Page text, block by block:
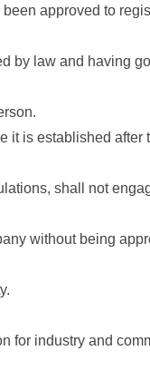
approved to
by law and having
it is established after
shall not
without being
for industry and